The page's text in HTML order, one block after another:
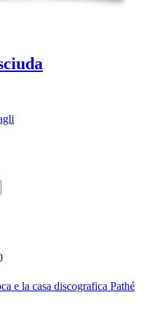
e la casa discografica Pathé